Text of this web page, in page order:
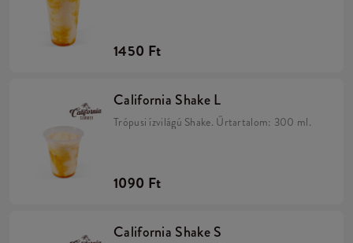
1450 Ft
California Shake L
Trópusi ízvilágú Shake. Űrtartalom: 300 ml.
1090 Ft
California Shake S